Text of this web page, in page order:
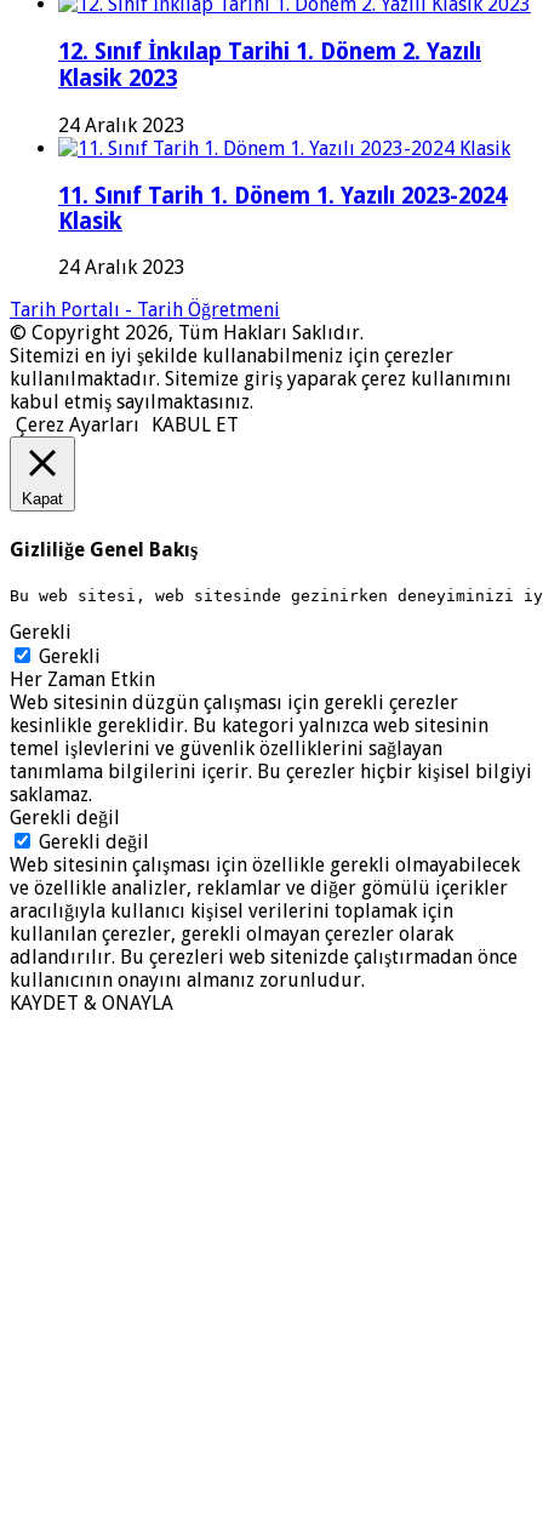
12. Sınıf İnkılap Tarihi 1. Dönem 2. Yazılı
Klasik 2023
24 Aralık 2023
11. Sınıf Tarih 1. Dönem 1. Yazılı 2023-2024
Klasik
24 Aralık 2023
Tarih Portalı - Tarih Öğretmeni
© Copyright 2026, Tüm Hakları Saklıdır.
Sitemizi en iyi şekilde kullanabilmeniz için çerezler
kullanılmaktadır. Sitemize giriş yaparak çerez kullanımını
kabul etmiş sayılmaktasınız.
Çerez Ayarları
KABUL ET
Kapat
Gizliliğe Genel Bakış
Bu web sitesi, web sitesinde gezinirken deneyiminizi
Gerekli
Gerekli
Her Zaman Etkin
Web sitesinin düzgün çalışması için gerekli çerezler
kesinlikle gereklidir. Bu kategori yalnızca web sitesinin
temel işlevlerini ve güvenlik özelliklerini sağlayan
tanımlama bilgilerini içerir. Bu çerezler hiçbir kişisel bilgiyi
saklamaz.
Gerekli değil
Gerekli değil
Web sitesinin çalışması için özellikle gerekli olmayabilecek
ve özellikle analizler, reklamlar ve diğer gömülü içerikler
aracılığıyla kullanıcı kişisel verilerini toplamak için
kullanılan çerezler, gerekli olmayan çerezler olarak
adlandırılır. Bu çerezleri web sitenizde çalıştırmadan önce
kullanıcının onayını almanız zorunludur.
KAYDET & ONAYLA